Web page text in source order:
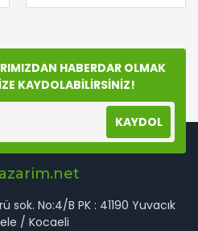
HABERDAR OLMAK
KAYDOLABİLİRSİNİZ!
KAYDOL
sok. No:4/B PK : 41190 Yuvacık
/ Kocaeli